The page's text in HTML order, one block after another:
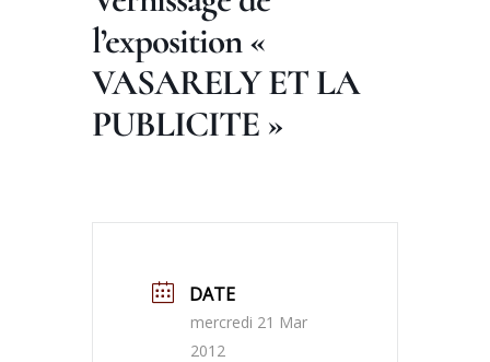
l’exposition «
VASARELY ET LA
PUBLICITE »
DATE
mercredi 21 Mar
2012